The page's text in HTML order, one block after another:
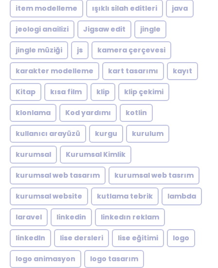
item modelleme ışıklı silah editleri java
jeologi anailizi Jigsaw edit jingle
jingle müziği js kamera çerçevesi
karakter modelleme kart tasarımı kayıt
Kitap kısa film klip klip çekimi
klonlama Kod yardımı kotlin
kullanıcı arayüzü kurgu kurulum
kurumsal Kurumsal Kimlik
kurumsal web tasarım kurumsal web tasrım
kurumsal website kutlama tebrik lambda
laravel linkedin linkedın reklam
linkedln lise dersleri lise eğitimi logo
logo animasyon logo tasarım